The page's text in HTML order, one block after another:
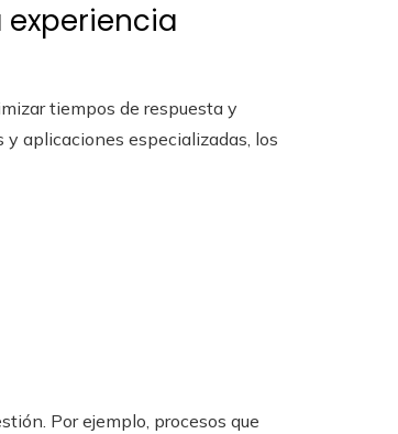
tiempos de respuesta y
aplicaciones especializadas, los
Por ejemplo, procesos que